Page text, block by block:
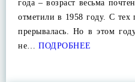
года – возраст весьма
отметили в 1958 году. С тех
прерывалась. Но в этом
не… ПОДРОБНЕЕ